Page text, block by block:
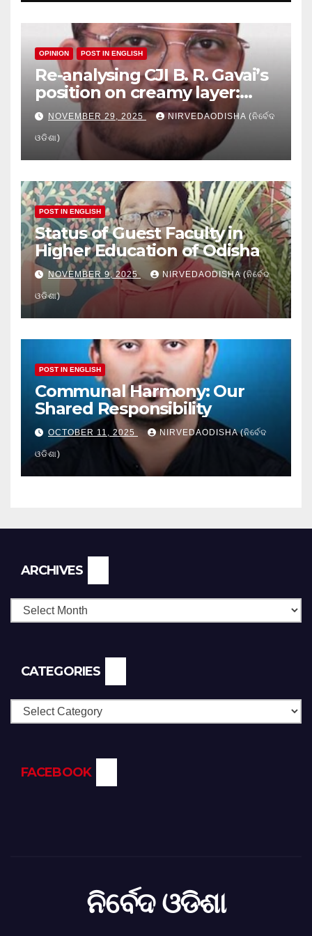
OPINION POST IN ENGLISH
Re-analysing CJI B. R. Gavai’s
position on creamy layer:
Issues and implication
NOVEMBER 29, 2025 NIRVEDAODISHA (ନିର୍ବେଦ
ଓଡିଶା)
POST IN ENGLISH
Status of Guest Faculty in
Higher Education of Odisha
NOVEMBER 9, 2025 NIRVEDAODISHA (ନିର୍ବେଦ
ଓଡିଶା)
POST IN ENGLISH
Communal Harmony: Our
Shared Responsibility
OCTOBER 11, 2025 NIRVEDAODISHA (ନିର୍ବେଦ
ଓଡିଶା)
ARCHIVES
CATEGORIES
Categories
FACEBOOK
ନିର୍ବେଦ ଓଡିଶା